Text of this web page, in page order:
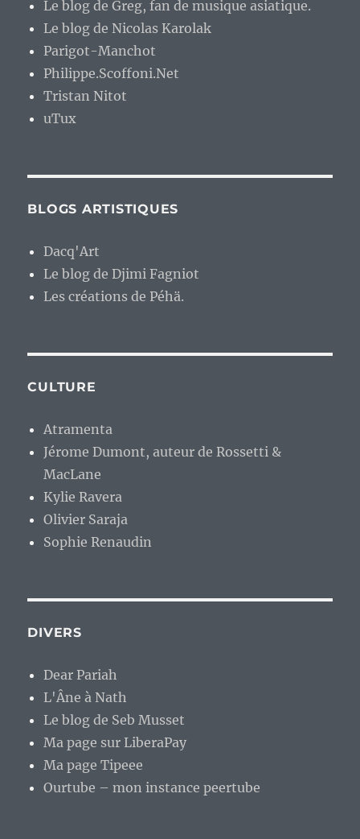
Le blog de Greg, fan de musique asiatique.
Le blog de Nicolas Karolak
Parigot-Manchot
Philippe.Scoffoni.Net
Tristan Nitot
uTux
BLOGS ARTISTIQUES
Dacq'Art
Le blog de Djimi Fagniot
Les créations de Péhä.
CULTURE
Atramenta
Jérome Dumont, auteur de Rossetti &
MacLane
Kylie Ravera
Olivier Saraja
Sophie Renaudin
DIVERS
Dear Pariah
L'Âne à Nath
Le blog de Seb Musset
Ma page sur LiberaPay
Ma page Tipeee
Ourtube – mon instance peertube